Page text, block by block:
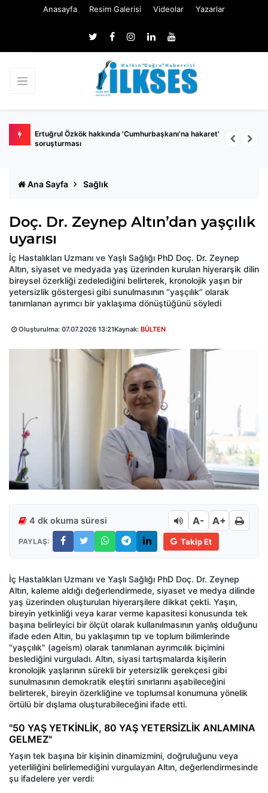
Anasayfa Resim Galerisi Videolar Yazarlar
belli
Ertuğrul Özkök hakkında 'Cumhurbaşkanı'na hakaret'
soruşturması
Ana Sayfa Sağlık
Doç. Dr. Zeynep Altın’dan yaşçılık
uyarısı
İç Hastalıkları Uzmanı ve Yaşlı Sağlığı PhD Doç. Dr. Zeynep
Altın, siyaset ve medyada yaş üzerinden kurulan hiyerarşik dilin
bireysel özerkliği zedelediğini belirterek, kronolojik yaşın bir
yetersizlik göstergesi gibi sunulmasının “yaşçılık” olarak
tanımlanan ayrımcı bir yaklaşıma dönüştüğünü söyledi
Oluşturulma: 07.07.2026 13:21Kaynak: BÜLTEN
4 dk okuma süresi A- A+
PAYLAŞ: Takip Et
İç Hastalıkları Uzmanı ve Yaşlı Sağlığı PhD Doç. Dr. Zeynep
Altın, kaleme aldığı değerlendirmede, siyaset ve medya dilinde
yaş üzerinden oluşturulan hiyerarşilere dikkat çekti. Yaşın,
bireyin yetkinliği veya karar verme kapasitesi konusunda tek
başına belirleyici bir ölçüt olarak kullanılmasının yanlış olduğunu
ifade eden Altın, bu yaklaşımın tıp ve toplum bilimlerinde
"yaşçılık" (ageism) olarak tanımlanan ayrımcılık biçimini
beslediğini vurguladı. Altın, siyasi tartışmalarda kişilerin
kronolojik yaşlarının sürekli bir yetersizlik gerekçesi gibi
sunulmasının demokratik eleştiri sınırlarını aşabileceğini
belirterek, bireyin özerkliğine ve toplumsal konumuna yönelik
örtülü bir dışlama oluşturabileceğini ifade etti.
"50 YAŞ YETKİNLİK, 80 YAŞ YETERSİZLİK ANLAMINA
GELMEZ"
Yaşın tek başına bir kişinin dinamizmini, doğruluğunu veya
yeterliliğini belirlemediğini vurgulayan Altın, değerlendirmesinde
şu ifadelere yer verdi: